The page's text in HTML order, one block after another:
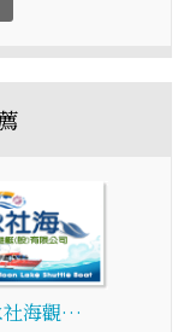
社海觀…